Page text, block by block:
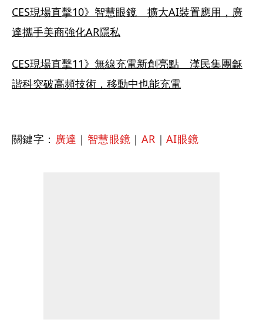
CES現場直擊10》智慧眼鏡　擴大AI裝置應用，廣
達攜手美商強化AR隱私
CES現場直擊11》無線充電新創亮點　漢民集團龢
諧科突破高頻技術，移動中也能充電
關鍵字： 廣達 ｜ 智慧眼鏡 ｜ AR ｜AI眼鏡